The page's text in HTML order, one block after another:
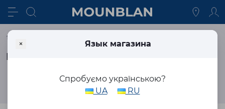
Комплекты для видеонаблюдения
× Язык магазина
Спробуємо українською?
UA
RU